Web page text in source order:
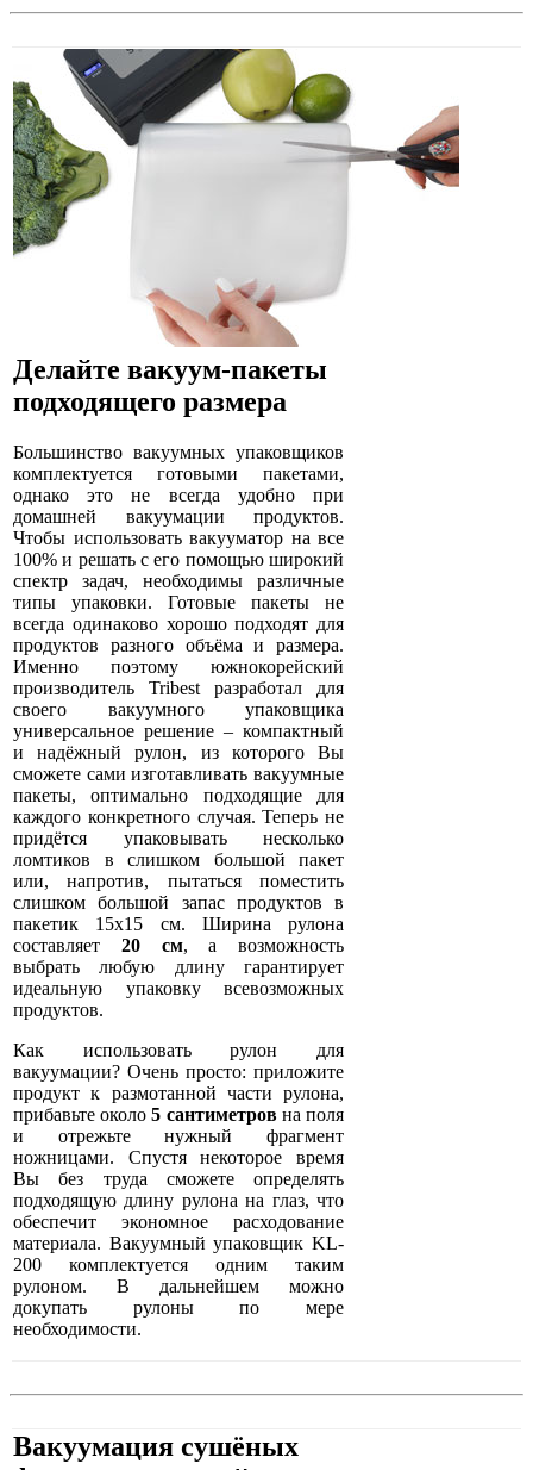
Делайте вакуум-пакеты
подходящего размера
Большинство вакуумных упаковщиков
комплектуется готовыми пакетами,
однако это не всегда удобно при
домашней вакуумации продуктов.
Чтобы использовать вакууматор на все
100% и решать с его помощью широкий
спектр задач, необходимы различные
типы упаковки. Готовые пакеты не
всегда одинаково хорошо подходят для
продуктов разного объёма и размера.
Именно поэтому южнокорейский
производитель Tribest разработал для
своего вакуумного упаковщика
универсальное решение – компактный
и надёжный рулон, из которого Вы
сможете сами изготавливать вакуумные
пакеты, оптимально подходящие для
каждого конкретного случая. Теперь не
придётся упаковывать несколько
ломтиков в слишком большой пакет
или, напротив, пытаться поместить
слишком большой запас продуктов в
пакетик 15х15 см. Ширина рулона
составляет 20 см, а возможность
выбрать любую длину гарантирует
идеальную упаковку всевозможных
продуктов.
Как использовать рулон для
вакуумации? Очень просто: приложите
продукт к размотанной части рулона,
прибавьте около5 сантиметровна поля
и отрежьте нужный фрагмент
ножницами. Спустя некоторое время
Вы без труда сможете определять
подходящую длину рулона на глаз, что
обеспечит экономное расходование
материала. Вакуумный упаковщик KL-
200 комплектуется одним таким
рулоном. В дальнейшем можно
докупать рулоны по мере
необходимости.
Вакуумация сушёных